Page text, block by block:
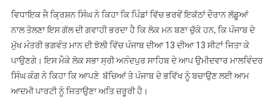
‘ਤੇ
–
ਜੈ
ਕ੍ਰਿਸ਼ਨ
ਵਿਧਾਇਕ ਜੈ ਕ੍ਰਿਸ਼ਨ ਸਿੰਘ ਨੇ ਕਿਹਾ ਕਿ ਪਿੰਡਾਂ ਵਿੱਚ ਭਰਵੇਂ ਇਕੱਠਾਂ ਦੌਰਾਨ ਲੱਡੂਆਂ
ਨਾਲ ਤੋਲਣਾ ਇਸ ਗੱਲ ਦੀ ਗਵਾਹੀ ਭਰਦਾ ਹੈ ਕਿ ਲੋਕ ਮਨ ਬਣਾ ਚੁੱਕੇ ਹਨ, ਕਿ ਪੰਜਾਬ ਦੇ
ਮੁੱਖ ਮੰਤਰੀ ਭਗਵੰਤ ਮਾਨ ਦੀ ਝੋਲੀ ਵਿੱਚ ਪੰਜਾਬ ਦੀਆ 13 ਦੀਆ 13 ਸੀਟਾਂ ਜਿਤਾ ਕੇ
ਪਾਉਣਗੇ। ਇਸ ਮੌਕੇ ਲੋਕ ਸਭਾ ਸ੍ਰੀ ਅਨੰਦਪੁਰ ਸਾਹਿਬ ਦੇ ਆਪ ਉਮੀਦਵਾਰ ਮਾਲਵਿੰਦਰ
ਸਿੰਘ ਕੰਗ ਨੇ ਕਿਹਾ ਕਿ ਆਪਣੇ ਬੱਚਿਆਂ ਤੇ ਪੰਜਾਬ ਦੇ ਭਵਿੱਖ ਨੂੰ ਬਚਾਉਣ ਲਈ ਆਮ
ਆਦਮੀ ਪਾਰਟੀ ਨੂੰ ਜਿਤਾਉਣਾ ਅਤਿ ਜ਼ਰੂਰੀ ਹੈ।